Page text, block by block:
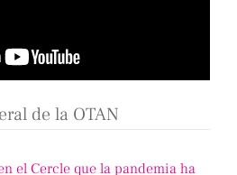
de la OTAN
el Cercle que la pandemia ha